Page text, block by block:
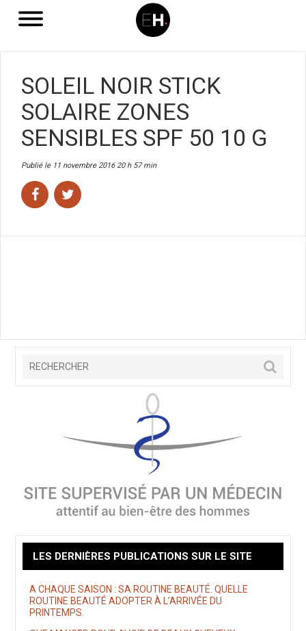
SOLEIL NOIR STICK
SOLAIRE ZONES
SENSIBLES SPF 50 10 G
Publié le 11 novembre 2016 20 h 57 min
LES DERNIÈRES PUBLICATIONS SUR LE SITE
A CHAQUE SAISON : SA ROUTINE BEAUTÉ. QUELLE
ROUTINE BEAUTÉ ADOPTER À L’ARRIVÉE DU
PRINTEMPS.